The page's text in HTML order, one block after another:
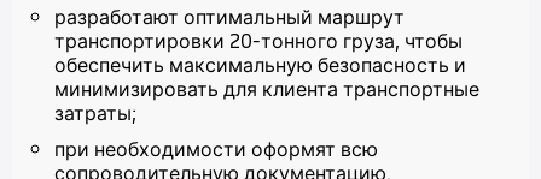
разработают оптимальный маршрут
транспортировки 20-тонного груза, чтобы
обеспечить максимальную безопасность и
минимизировать для клиента транспортные
затраты;
при необходимости оформят всю
сопроводительную документацию.